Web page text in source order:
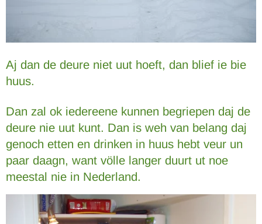
Aj dan de deure niet uut hoeft, dan blief ie bie
huus.
Dan zal ok iedereene kunnen begriepen daj de
deure nie uut kunt. Dan is weh van belang daj
genoch etten en drinken in huus hebt veur un
paar daagn, want völle langer duurt ut noe
meestal nie in Nederland.